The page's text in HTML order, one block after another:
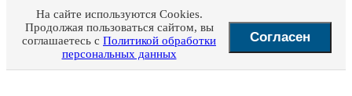
На сайте используются Cookies.
Продолжая пользоваться сайтом, вы
соглашаетесь с Политикой обработки
персональных данных
Согласен